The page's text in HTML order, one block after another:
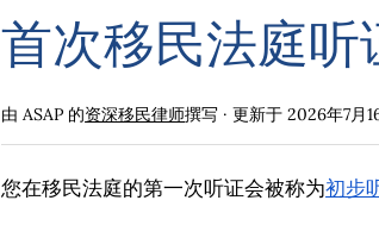
首次移民法庭
由 ASAP 的资深移民律师撰写 · 更新于2026年7月
您在移民法庭的第一次听证会被称为初步